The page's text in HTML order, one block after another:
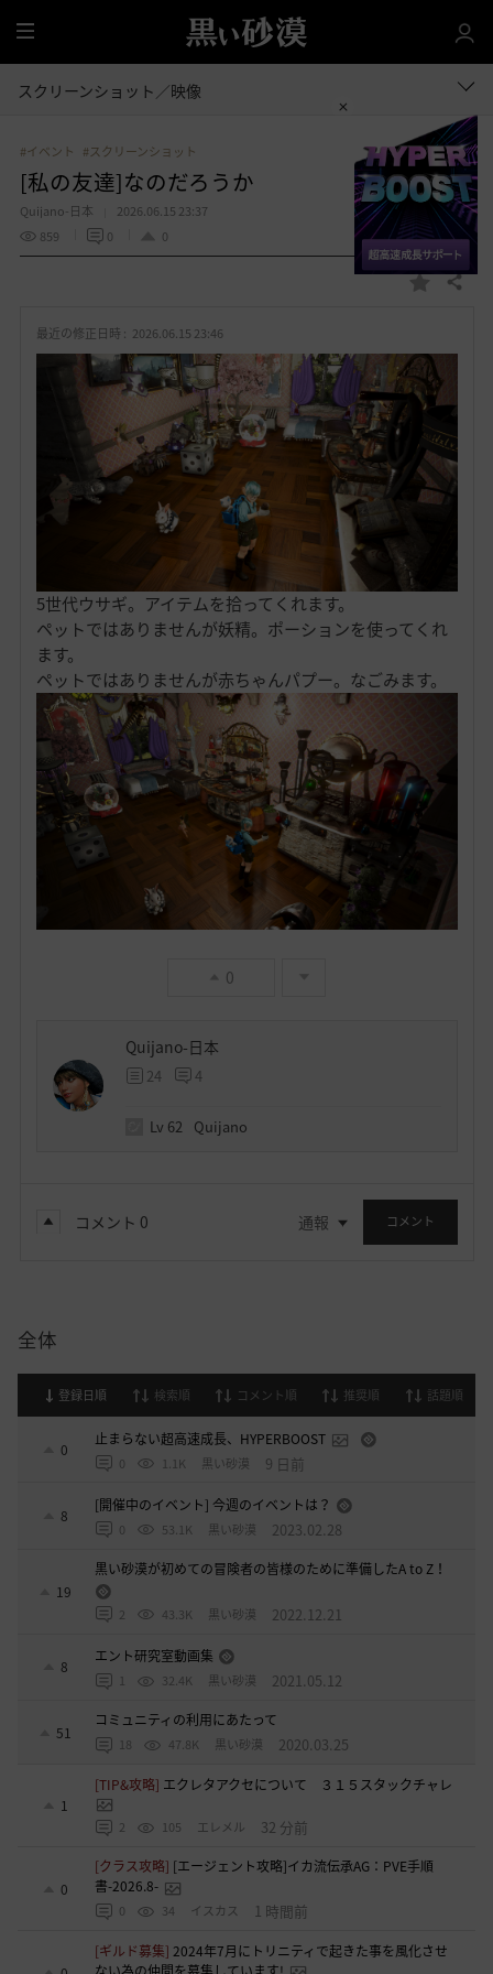
全
体
スクリーンショット／映像
#イベント #スクリーンショット
[私の友達]なのだろうか
Quijano-日本
2026.06.15 23:37
859
0 0
お
入
り
共有する
最近の修正日時 : 2026.06.15 23:46
5世代ウサギ。アイテムを拾ってくれます。
ペットではありませんが妖精。ポーションを使ってくれ
ます。
ペットではありませんが赤ちゃんパプー。なごみます。
0
Quijano-日本
24 4
Lv 62 Quijano
コメント 0 通報 コメント
全体
登録日順 検索順 コメント順 推奨順 話題順
0
止まらない超高速成長、HYPERBOOST
0 1.1K 黒い砂漠 9 日前
8
[開催中のイベント] 今週のイベントは？
0 53.1K 黒い砂漠 2023.02.28
19
黒い砂漠が初めての冒険者の皆様のために準備したA to Z！
2 43.3K 黒い砂漠 2022.12.21
8
エント研究室動画集
1 32.4K 黒い砂漠 2021.05.12
51
コミュニティの利用にあたって
18 47.8K 黒い砂漠 2020.03.25
1
[TIP&攻略] エクレタアクセについて ３１５スタックチャレ
2 105 エレメル 32 分前
0
[クラス攻略] [エージェント攻略]イカ流伝承AG：PVE手順
書-2026.8-
0 34 イスカス 1 時間前
[ギルド募集] 2024年7月にトリニティで起きた事を風化させ